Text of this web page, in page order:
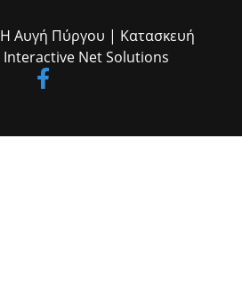
Η Αυγή Πύργου | Κατασκευή
Interactive Net Solutions